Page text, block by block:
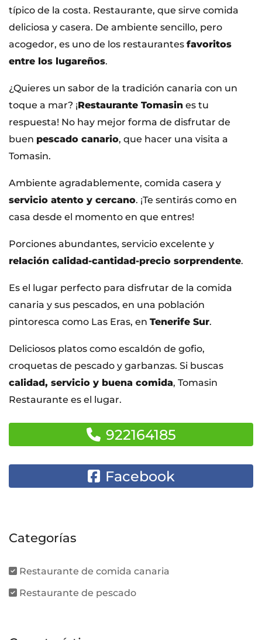
típico de la costa. Restaurante, que sirve comida
deliciosa y casera. De ambiente sencillo, pero
acogedor, es uno de los restaurantes favoritos
entre los lugareños.
¿Quieres un sabor de la tradición canaria con un
toque a mar? ¡Restaurante Tomasin es tu
respuesta! No hay mejor forma de disfrutar de
buen pescado canario, que hacer una visita a
Tomasin.
Ambiente agradablemente, comida casera y
servicio atento y cercano. ¡Te sentirás como en
casa desde el momento en que entres!
Porciones abundantes, servicio excelente y
relación calidad-cantidad-precio sorprendente.
Es el lugar perfecto para disfrutar de la comida
canaria y sus pescados, en una población
pintoresca como Las Eras, en Tenerife Sur.
Deliciosos platos como escaldón de gofio,
croquetas de pescado y garbanzas. Si buscas
calidad, servicio y buena comida, Tomasin
Restaurante es el lugar.
922164185
Facebook
Categorías
Restaurante de comida canaria
Restaurante de pescado